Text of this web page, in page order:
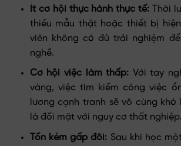
Ít cơ hội thực hành thực tế: Thời
thiếu mẫu thật hoặc thiết bị
viên không có đủ trải nghiệm
nghề.
Cơ hội việc làm thấp: Với tay
vàng, việc tìm kiếm công việc
lương cạnh tranh sẽ vô cùng khó
là đối mặt với nguy cơ thất nghiệp.
Tốn kém gấp đôi: Sau khi học